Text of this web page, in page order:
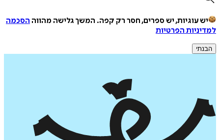
יש עוגיות, יש ספרים, חסר רק קפה. המשך גלישה מהווה הסכמה
למדיניות הפרטיות
הבנתי